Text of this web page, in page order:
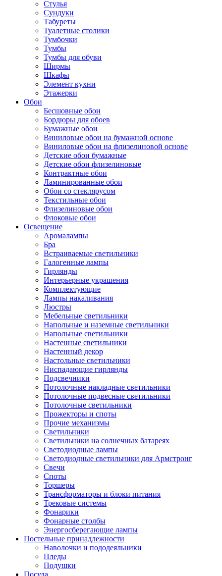
Стулья
Сундуки
Табуреты
Туалетные столики
Тумбочки
Тумбы
Тумбы для обуви
Ширмы
Шкафы
Элемент кухни
Этажерки
Обои
Бесшовные обои
Бордюры для обоев
Бумажные обои
Виниловые обои на бумажной основе
Виниловые обои на флизелиновой основе
Детские обои бумажные
Детские обои флизелиновые
Контрактные обои
Ламинированные обои
Обои со стеклярусом
Текстильные обои
Флизелиновые обои
Флоковые обои
Освещение
Аромалампы
Бра
Встраиваемые светильники
Галогенные лампы
Гирлянды
Интерьерные украшения
Комплектующие
Лампы накаливания
Люстры
Мебельные светильники
Напольные и наземные светильники
Напольные светильники
Настенные светильники
Настенный декор
Настольные светильники
Ниспадающие гирлянды
Подсвечники
Потолочные накладные светильники
Потолочные подвесные светильники
Потолочные светильники
Прожекторы и споты
Прочие механизмы
Светильники
Светильники на солнечных батареях
Светодиодные лампы
Светодиодные светильники для Армстронг
Свечи
Споты
Торшеры
Трансформаторы и блоки питания
Трековые системы
Фонарики
Фонарные столбы
Энергосберегающие лампы
Постельные принадлежности
Наволочки и пододеяльники
Пледы
Подушки
Посуда